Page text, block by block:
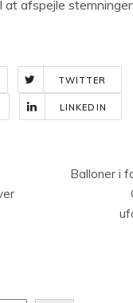
at afspejle
TWITTER
LINKEDIN
Balloner i